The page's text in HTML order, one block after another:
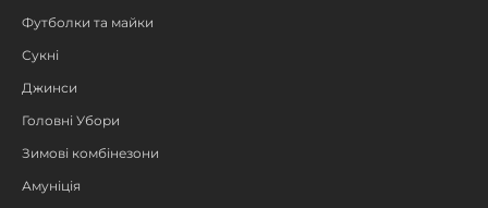
Футболки та майки
Сукні
Джинси
Головні Убори
Зимові комбінезони
Амуніція